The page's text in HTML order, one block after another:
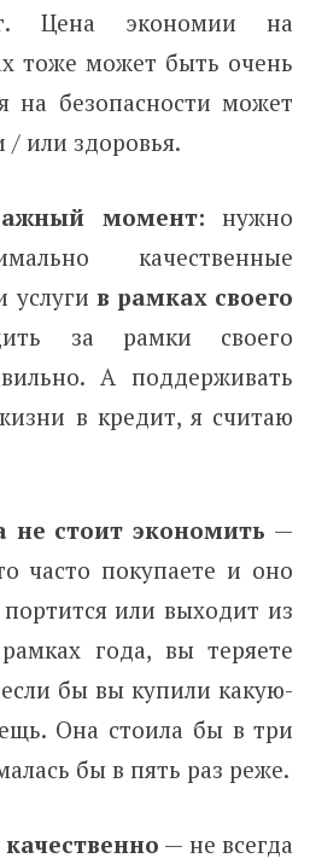
Цена экономии на
тоже может быть очень
на безопасности может
/ или здоровья.
момент: нужно
качественные
услуги в рамках своего
за рамки своего
А поддерживать
в кредит, я считаю
не стоит экономить —
часто покупаете и оно
портится или выходит из
года, вы теряете
бы вы купили какую-
Она стоила бы в три
бы в пять раз реже.
— не всегда